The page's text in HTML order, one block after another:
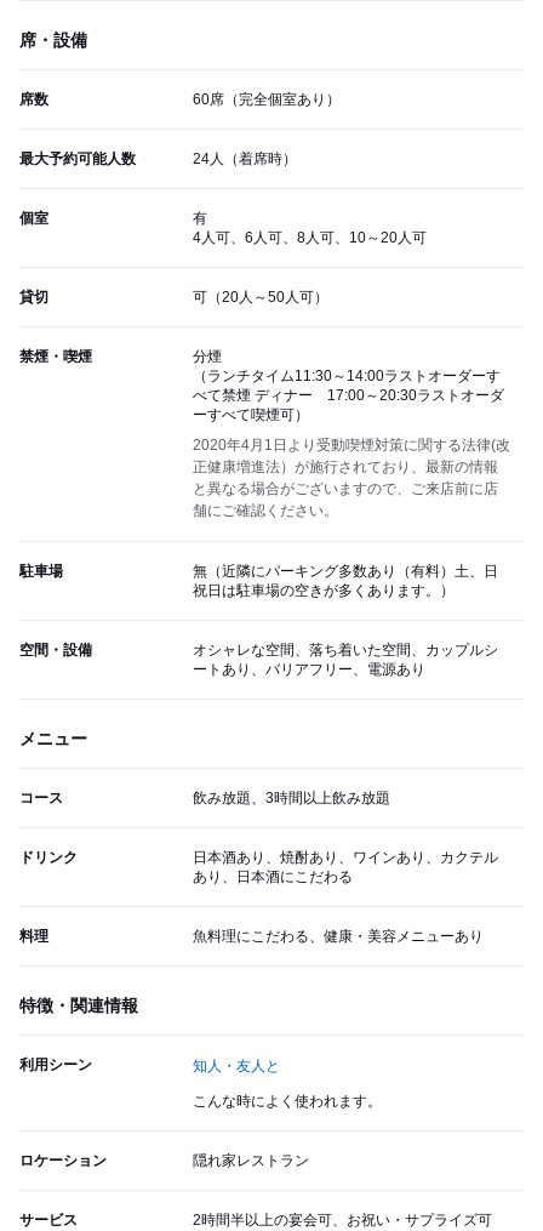
席・設備
席数 60席（完全個室あり）
最大予約可能人数 24人（着席時）
個室
有
4人可、6人可、8人可、10～20人可
貸切 可（20人～50人可）
禁煙・喫煙
分煙
（ランチタイム11:30～14:00ラストオーダーす
べて禁煙 ディナー 17:00～20:30ラストオーダ
ーすべて喫煙可）
2020年4月1日より受動喫煙対策に関する法律(改
正健康増進法）が施行されており、最新の情報
と異なる場合がございますので、ご来店前に店
舗にご確認ください。
駐車場
無（近隣にパーキング多数あり（有料）土、日
祝日は駐車場の空きが多くあります。）
空間・設備
オシャレな空間、落ち着いた空間、カップルシ
ートあり、バリアフリー、電源あり
メニュー
コース 飲み放題、3時間以上飲み放題
ドリンク
日本酒あり、焼酎あり、ワインあり、カクテル
あり、日本酒にこだわる
料理 魚料理にこだわる、健康・美容メニューあり
特徴・関連情報
利用シーン 知人・友人と
こんな時によく使われます。
ロケーション 隠れ家レストラン
サービス 2時間半以上の宴会可、お祝い・サプライズ可